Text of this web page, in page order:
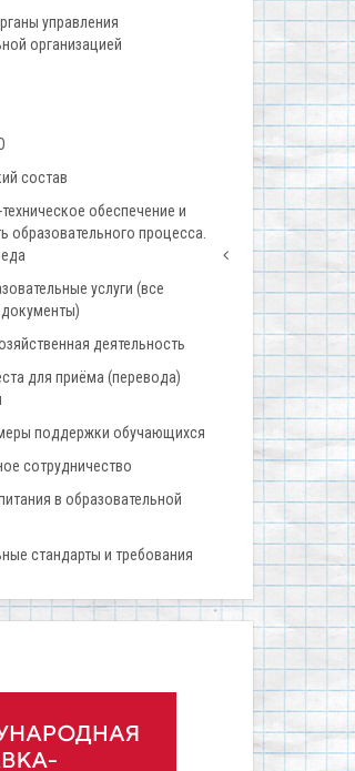
управления
организацией
состав
обеспечение и
образовательного процесса.
услуги (все
деятельность
для приёма (перевода)
поддержки обучающихся
сотрудничество
в образовательной
стандарты и требования